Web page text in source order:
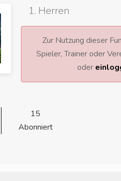
1. Herren
Zur Nutzung dieser
Spieler, Trainer oder
oder
15
Abonniert